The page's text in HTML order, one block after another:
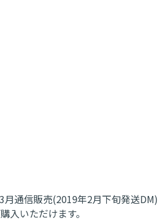
通信販売(2019年2月下旬発送
入いただけます。